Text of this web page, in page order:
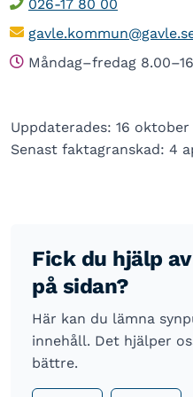
026-17 80 00
Måndag–fredag
Uppdaterades: 16 oktober
Senast faktagranskad: 4
Fick du hjälp
på sidan?
Här kan du lämna
innehåll. Det hjälper
bättre.